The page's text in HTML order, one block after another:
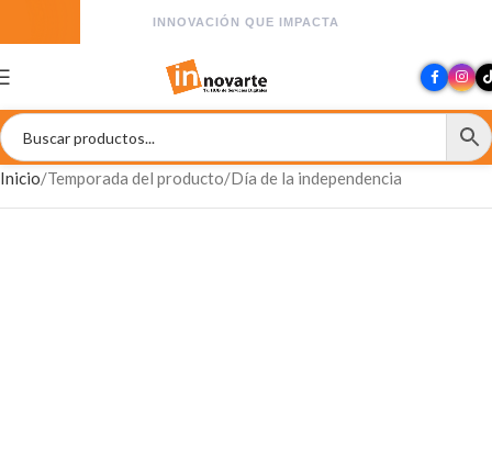
INNOVACIÓN QUE IMPACTA
Inicio Temporada del producto Día de la independencia